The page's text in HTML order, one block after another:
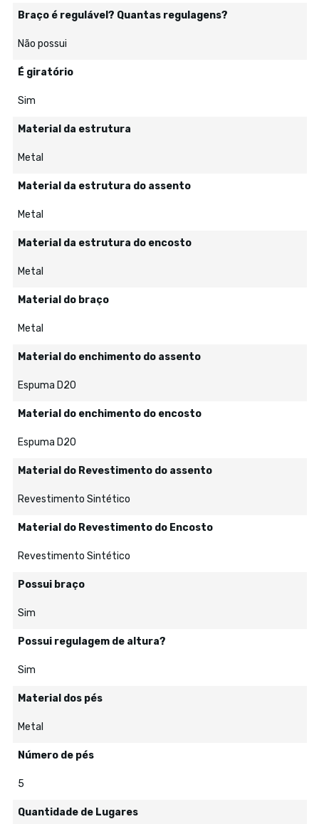
Braço é regulável? Quantas regulagens?
Não possui
É giratório
Sim
Material da estrutura
Metal
Material da estrutura do assento
Metal
Material da estrutura do encosto
Metal
Material do braço
Metal
Material do enchimento do assento
Espuma D20
Material do enchimento do encosto
Espuma D20
Material do Revestimento do assento
Revestimento Sintético
Material do Revestimento do Encosto
Revestimento Sintético
Possui braço
Sim
Possui regulagem de altura?
Sim
Material dos pés
Metal
Número de pés
5
Quantidade de Lugares